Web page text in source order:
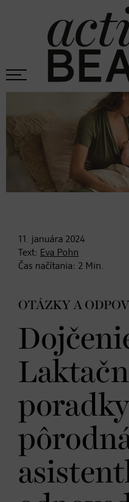
11. januára 2024
Text: Eva Pohn
Čas načítania: 2 Min.
OTÁZKY A